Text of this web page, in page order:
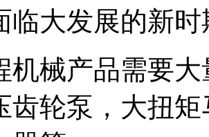
临大发展的新时
机械产品需要
齿轮泵，大扭